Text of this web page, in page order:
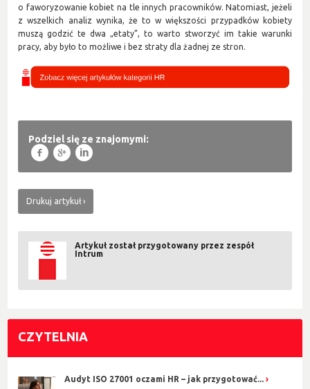
o faworyzowanie kobiet na tle innych pracowników. Natomiast, jeżeli
z wszelkich analiz wynika, że to w większości przypadków kobiety
muszą godzić te dwa „etaty”, to warto stworzyć im takie warunki
pracy, aby było to możliwe i bez straty dla żadnej ze stron.
Podziel się ze znajomymi:
f g l
Drukuj artykuł
Artykuł został przygotowany przez zespół
Intrum
CZYTELNIA
Audyt ISO 27001 oczami HR – jak przygotować...